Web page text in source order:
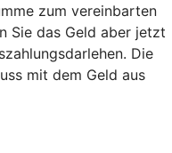
zum vereinbarten
Sie das Geld aber jetzt
Die
mit dem Geld aus